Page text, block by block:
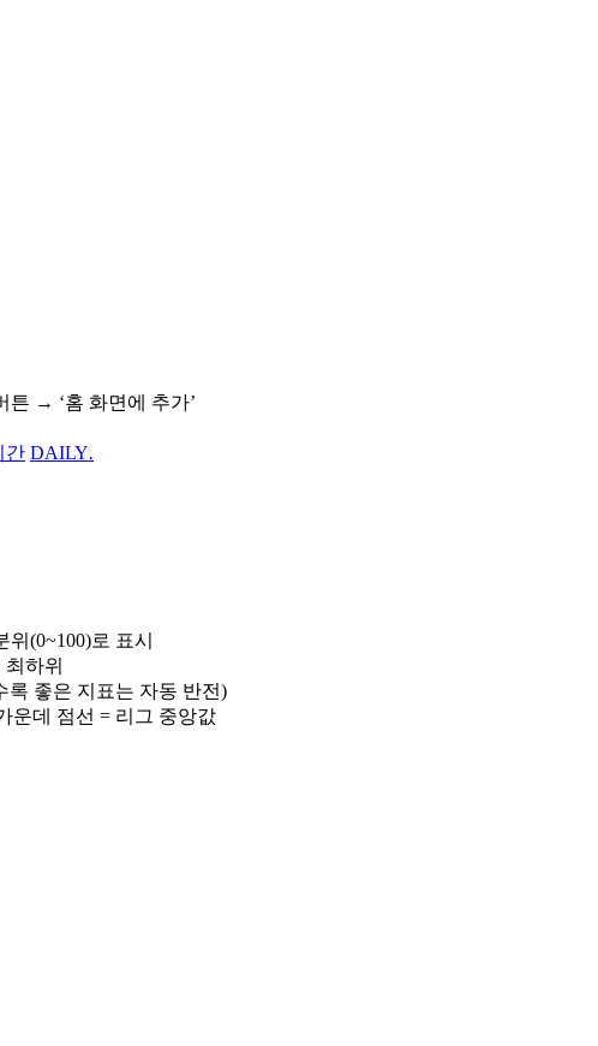
튼 → ‘홈 화면에 추가’
간 DAILY.
(0~100)로 표시
하위
록 좋은 지표는 자동 반전)
운데 점선 = 리그 중앙값